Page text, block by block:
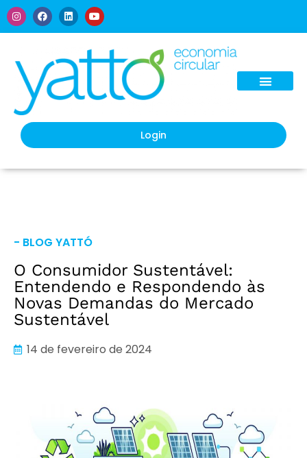
Login
- BLOG YATTÓ
O Consumidor Sustentável:
Entendendo e Respondendo às
Novas Demandas do Mercado
Sustentável
14 de fevereiro de 2024